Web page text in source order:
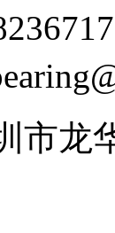
市龙